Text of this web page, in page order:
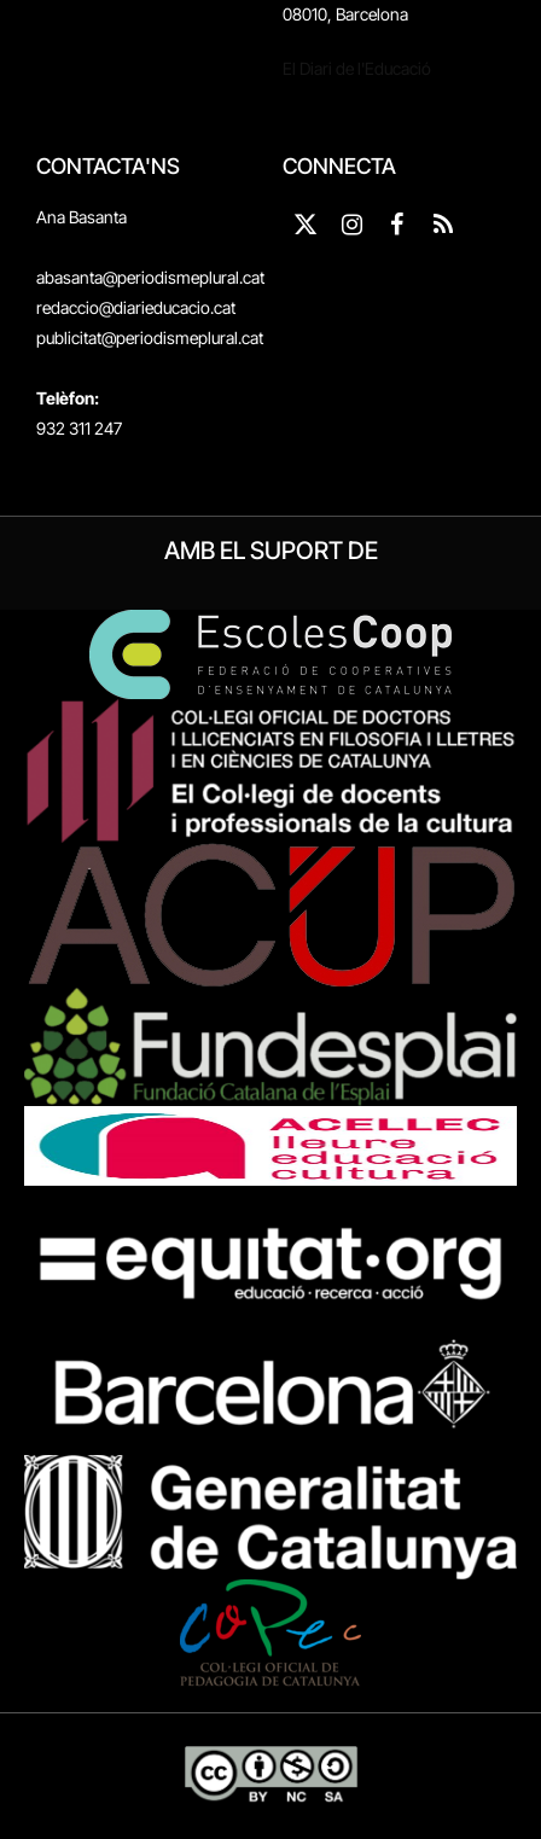
08010, Barcelona
CONTACTA'NS
Ana Basanta
abasanta@periodismeplural.cat
redaccio@diarieducacio.cat
publicitat@periodismeplural.cat
Telèfon:
932 311 247
CONNECTA
X
InstagramFacebook
RSS
AMB EL SUPORT DE